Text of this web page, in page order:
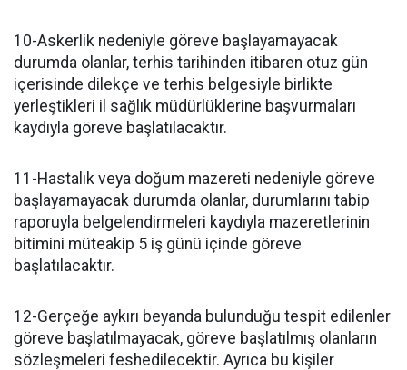
10-Askerlik nedeniyle göreve başlayamayacak
durumda olanlar, terhis tarihinden itibaren otuz gün
içerisinde dilekçe ve terhis belgesiyle birlikte
yerleştikleri il sağlık müdürlüklerine başvurmaları
kaydıyla göreve başlatılacaktır.
11-Hastalık veya doğum mazereti nedeniyle göreve
başlayamayacak durumda olanlar, durumlarını tabip
raporuyla belgelendirmeleri kaydıyla mazeretlerinin
bitimini müteakip 5 iş günü içinde göreve
başlatılacaktır.
12-Gerçeğe aykırı beyanda bulunduğu tespit edilenler
göreve başlatılmayacak, göreve başlatılmış olanların
sözleşmeleri feshedilecektir. Ayrıca bu kişiler